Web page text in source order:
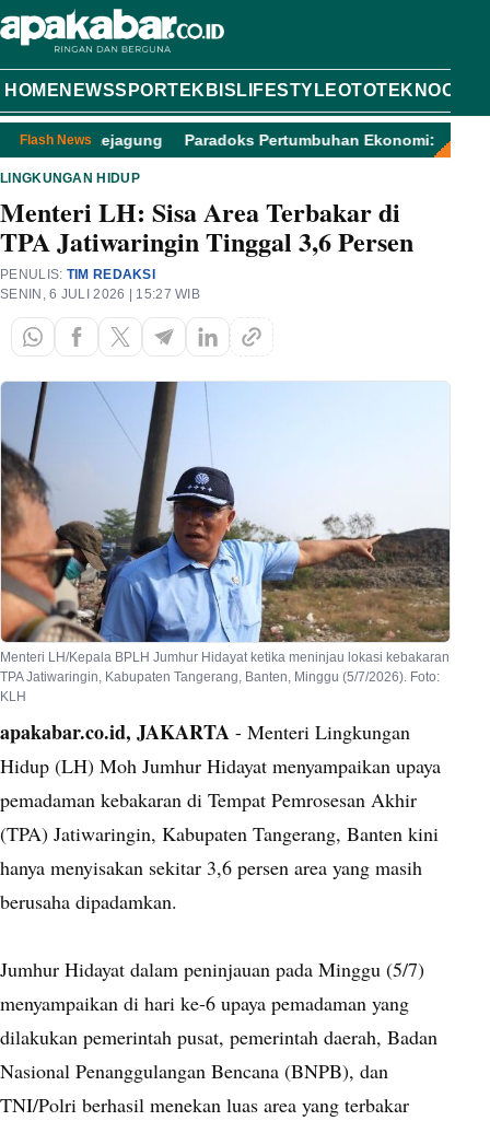
HOME NEWSSPORT EKBIS LIFESTYLEOTOTEKNOOPINI
Flash News
9 Kejagung Paradoks Pertumbuhan Ekonomi: PHK
LINGKUNGAN HIDUP
Menteri LH: Sisa Area Terbakar di
TPA Jatiwaringin Tinggal 3,6 Persen
PENULIS: TIM REDAKSI
SENIN, 6 JULI 2026 | 15:27 WIB
Menteri LH/Kepala BPLH Jumhur Hidayat ketika meninjau lokasi kebakaran
TPA Jatiwaringin, Kabupaten Tangerang, Banten, Minggu (5/7/2026). Foto:
KLH
apakabar.co.id, JAKARTA - Menteri Lingkungan
Hidup (LH) Moh Jumhur Hidayat menyampaikan upaya
pemadaman kebakaran di Tempat Pemrosesan Akhir
(TPA) Jatiwaringin, Kabupaten Tangerang, Banten kini
hanya menyisakan sekitar 3,6 persen area yang masih
berusaha dipadamkan.
Jumhur Hidayat dalam peninjauan pada Minggu (5/7)
menyampaikan di hari ke-6 upaya pemadaman yang
dilakukan pemerintah pusat, pemerintah daerah, Badan
Nasional Penanggulangan Bencana (BNPB), dan
TNI/Polri berhasil menekan luas area yang terbakar